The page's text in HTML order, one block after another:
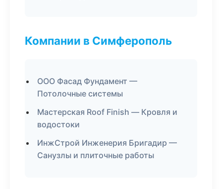
Компании в Симферополь
ООО Фасад Фундамент —
Потолочные системы
Мастерская Roof Finish — Кровля и
водостоки
ИнжСтрой Инженерия Бригадир —
Санузлы и плиточные работы